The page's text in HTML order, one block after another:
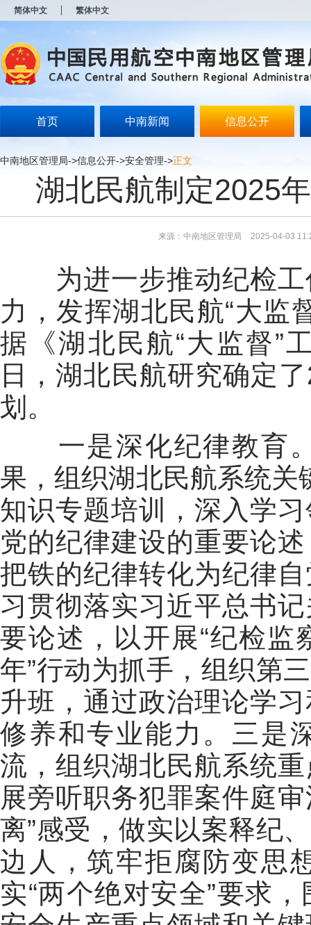
简体中文 繁体中文
首页 中南新闻 信息公开
中南地区管理局->信息公开->安全管理->正文
湖北民航制定2025
来源：中南地区管理局 2025-04-03
为进一步推动纪检工
力，发挥湖北民航“大监
据《湖北民航“大监督”
日，湖北民航研究确定
划。
一是深化纪律教育。
果，组织湖北民航系统
知识专题培训，深入学
党的纪律建设的重要论
把铁的纪律转化为纪律
习贯彻落实习近平总书
要论述，以开展“纪检
年”行动为抓手，组织第
升班，通过政治理论学
修养和专业能力。三是
流，组织湖北民航系统
展旁听职务犯罪案件庭
离”感受，做实以案释纪
边人，筑牢拒腐防变思
实“两个绝对安全”要求
开
无
障
说
按
Alt
键